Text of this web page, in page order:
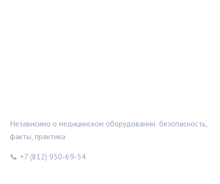
Независимо о медицинском оборудовании: безопасность,
факты, практика
📞 +7 (812) 950-69-54